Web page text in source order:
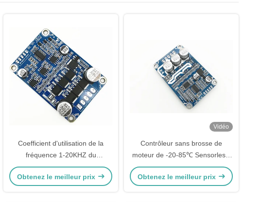
Coefficient d'utilisation de la
fréquence 1-20KHZ du
conducteur PWM de moteur de
JYQD-V8.3B Sensorless BLDC 0-
Obtenez le meilleur prix
Vidéo
Contrôleur sans brosse de
moteur de -20-85℃ Sensorless,
conducteur de 24V Sensorless
Bldc
Obtenez le meilleur prix